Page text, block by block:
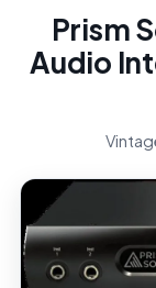
Prism
Audio